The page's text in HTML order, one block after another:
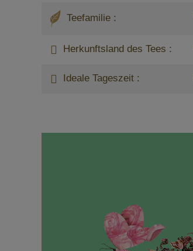
Teefamilie :
Herkunftsland des Tees :
Ideale Tageszeit :